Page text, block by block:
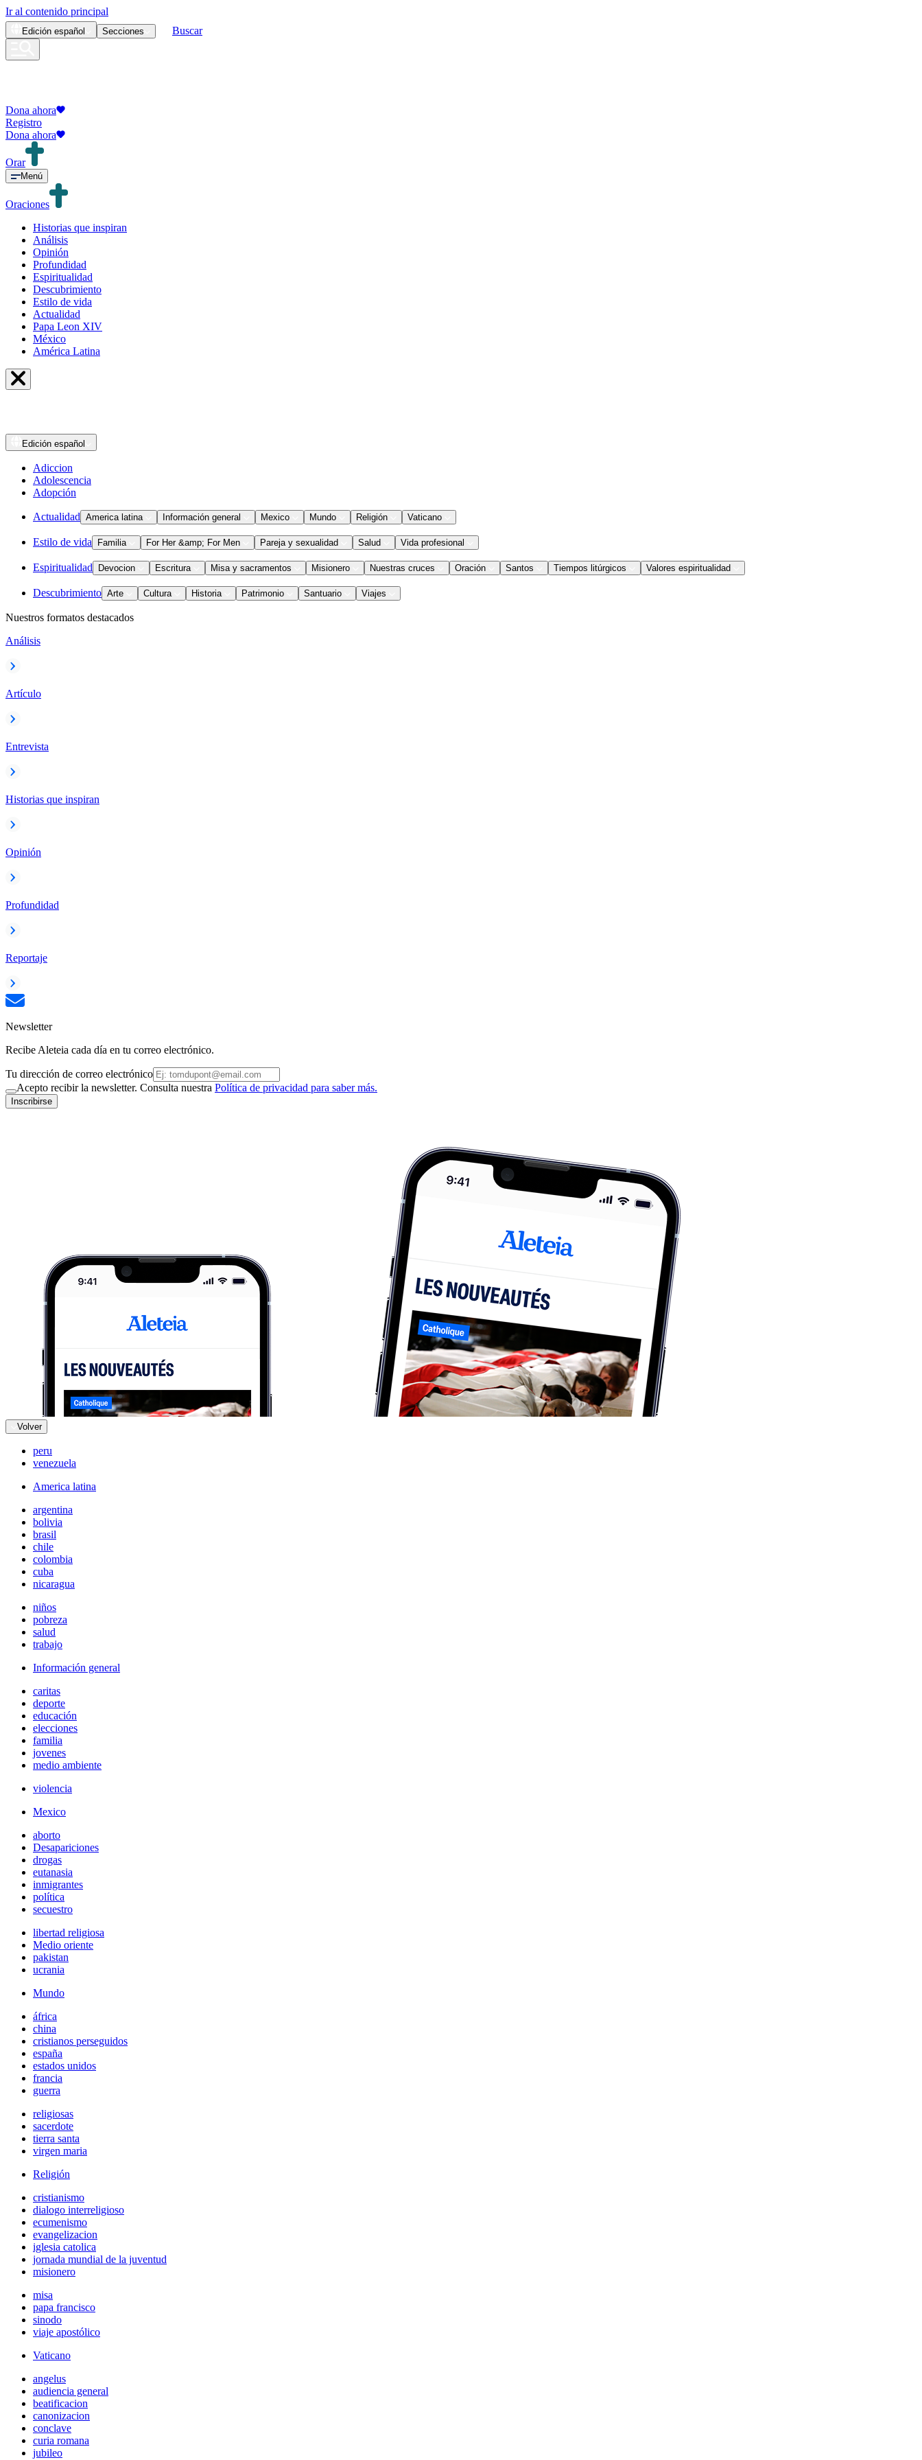
Ir al contenido principal
Edición español Secciones Buscar
Dona ahora
Registro
Dona ahora
Orar
Menú
Oraciones
Historias que inspiran
Análisis
Opinión
Profundidad
Espiritualidad
Descubrimiento
Estilo de vida
Actualidad
Papa Leon XIV
México
América Latina
Edición español
Adiccion
Adolescencia
Adopción
Actualidad America latina Información general Mexico Mundo Religión Vaticano
Estilo de vida Familia For Her &amp; For Men Pareja y sexualidad Salud Vida profesional
Espiritualidad Devocion Escritura Misa y sacramentos Misionero Nuestras cruces Oración Santos Tiempos litúrgicos Valores espiritualidad
Descubrimiento Arte Cultura Historia Patrimonio Santuario Viajes
Nuestros formatos destacados
Análisis
Artículo
Entrevista
Historias que inspiran
Opinión
Profundidad
Reportaje
Newsletter
Recibe Aleteia cada día en tu correo electrónico.
Tu dirección de correo electrónico
Acepto recibir la newsletter. Consulta nuestra Política de privacidad para saber más.
Inscribirse
Volver
peru
venezuela
America latina
argentina
bolivia
brasil
chile
colombia
cuba
nicaragua
niños
pobreza
salud
trabajo
Información general
caritas
deporte
educación
elecciones
familia
jovenes
medio ambiente
violencia
Mexico
aborto
Desapariciones
drogas
eutanasia
inmigrantes
política
secuestro
libertad religiosa
Medio oriente
pakistan
ucrania
Mundo
áfrica
china
cristianos perseguidos
españa
estados unidos
francia
guerra
religiosas
sacerdote
tierra santa
virgen maria
Religión
cristianismo
dialogo interreligioso
ecumenismo
evangelizacion
iglesia catolica
jornada mundial de la juventud
misionero
misa
papa francisco
sinodo
viaje apostólico
Vaticano
angelus
audiencia general
beatificacion
canonizacion
conclave
curia romana
jubileo